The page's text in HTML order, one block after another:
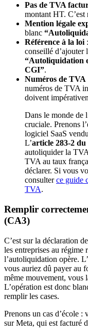
Pas de TVA
montant HT. C’est
Mention légale
blanc
Référence à la loi
conseillé d’ajouter
“Autoliquidation
CGI”.
Numéros de TVA
numéros de TVA
doivent
Dans le monde de
cruciale. Prenons
logiciel SaaS
L’article 283-2
autoliquider la
TVA au taux
déclarer. Si vous
consulterce guide
TVA.
Remplir
(CA3)
C’est sur la déclaration
les entreprises au régime
l’autoliquidation opère.
vous auriez dû payer au
même mouvement, vous
L’opération est donc
remplir les cases.
Prenons un cas d’école :
sur Meta, qui est facturé